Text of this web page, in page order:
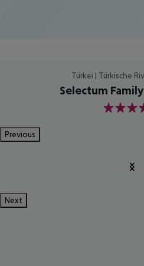
Türkei | Türkische
Selectum
5
Previous
Next